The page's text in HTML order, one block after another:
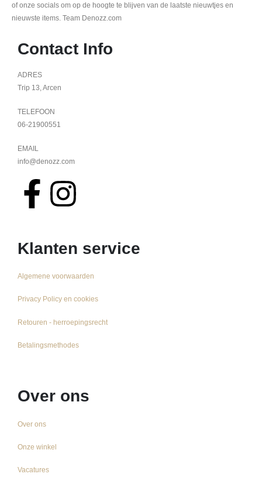
of onze socials om op de hoogte te blijven van de laatste nieuwtjes en
nieuwste items. Team Denozz.com
Contact Info
ADRES
Trip 13, Arcen
TELEFOON
06-21900551
EMAIL
info@denozz.com
Klanten service
Algemene voorwaarden
Privacy Policy en cookies
Retouren - herroepingsrecht
Betalingsmethodes
Over ons
Over ons
Onze winkel
Vacatures